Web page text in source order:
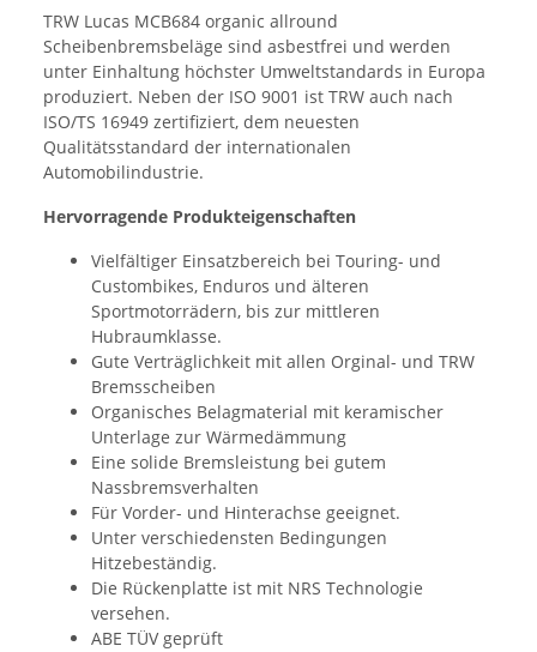
TRW Lucas MCB684 organic allround
Scheibenbremsbeläge sind asbestfrei und werden
unter Einhaltung höchster Umweltstandards in Europa
produziert. Neben der ISO 9001 ist TRW auch nach
ISO/TS 16949 zertifiziert, dem neuesten
Qualitätsstandard der internationalen
Automobilindustrie.
Hervorragende Produkteigenschaften
Vielfältiger Einsatzbereich bei Touring- und
Custombikes, Enduros und älteren
Sportmotorrädern, bis zur mittleren
Hubraumklasse.
Gute Verträglichkeit mit allen Orginal- und TRW
Bremsscheiben
Organisches Belagmaterial mit keramischer
Unterlage zur Wärmedämmung
Eine solide Bremsleistung bei gutem
Nassbremsverhalten
Für Vorder- und Hinterachse geeignet.
Unter verschiedensten Bedingungen
Hitzebeständig.
Die Rückenplatte ist mit NRS Technologie
versehen.
ABE TÜV geprüft